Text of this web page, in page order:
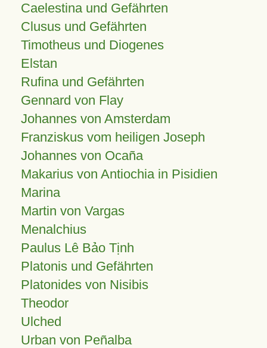
Caelestina und Gefährten
Clusus und Gefährten
Timotheus und Diogenes
Elstan
Rufina und Gefährten
Gennard von Flay
Johannes von Amsterdam
Franziskus vom heiligen Joseph
Johannes von Ocaña
Makarius von Antiochia in Pisidien
Marina
Martin von Vargas
Menalchius
Paulus Lê Bảo Tịnh
Platonis und Gefährten
Platonides von Nisibis
Theodor
Ulched
Urban von Peñalba